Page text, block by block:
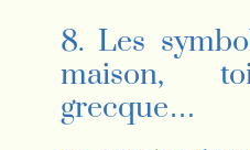
8. Les
maison,
grecque…